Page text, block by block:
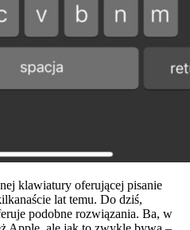
klawiatury oferującej pisanie
lat temu. Do dziś,
podobne rozwiązania. Ba, w